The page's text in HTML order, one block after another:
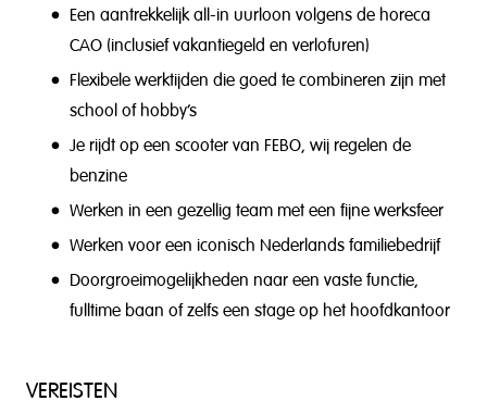
Een aantrekkelijk all-in uurloon volgens de horeca
CAO (inclusief vakantiegeld en verlofuren)
Flexibele werktijden die goed te combineren zijn met
school of hobby’s
Je rijdt op een scooter van FEBO, wij regelen de
benzine
Werken in een gezellig team met een fijne werksfeer
Werken voor een iconisch Nederlands familiebedrijf
Doorgroeimogelijkheden naar een vaste functie,
fulltime baan of zelfs een stage op het hoofdkantoor
VEREISTEN